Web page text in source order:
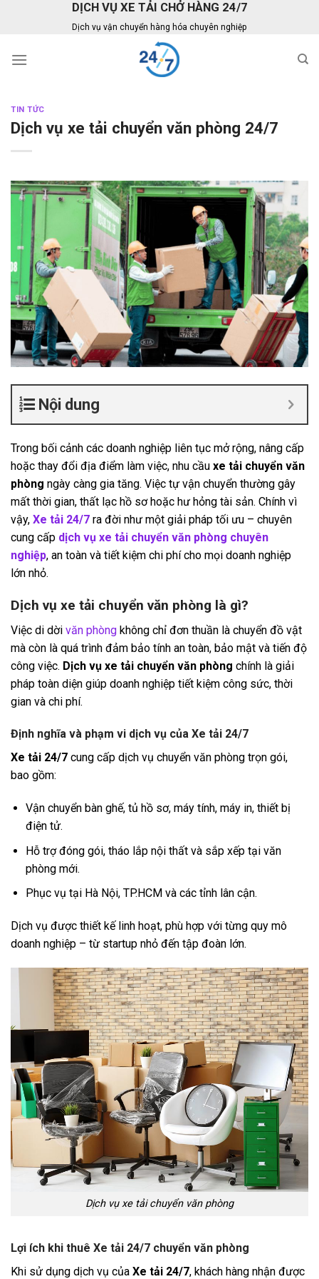
DỊCH VỤ XE TẢI CHỞ HÀNG 24/7
Dịch vụ vận chuyển hàng hóa chuyên nghiệp
TIN TỨC
Dịch vụ xe tải chuyển văn phòng 24/7
Nội dung
Trong bối cảnh các doanh nghiệp liên tục mở rộng, nâng cấp
hoặc thay đổi địa điểm làm việc, nhu cầu xe tải chuyển văn
phòng ngày càng gia tăng. Việc tự vận chuyển thường gây
mất thời gian, thất lạc hồ sơ hoặc hư hỏng tài sản. Chính vì
vậy, Xe tải 24/7 ra đời như một giải pháp tối ưu – chuyên
cung cấp dịch vụ xe tải chuyển văn phòng chuyên
nghiệp, an toàn và tiết kiệm chi phí cho mọi doanh nghiệp
lớn nhỏ.
Dịch vụ xe tải chuyển văn phòng là gì?
Việc di dời văn phòng không chỉ đơn thuần là chuyển đồ vật
mà còn là quá trình đảm bảo tính an toàn, bảo mật và tiến độ
công việc. Dịch vụ xe tải chuyển văn phòng chính là giải
pháp toàn diện giúp doanh nghiệp tiết kiệm công sức, thời
gian và chi phí.
Định nghĩa và phạm vi dịch vụ của Xe tải 24/7
Xe tải 24/7 cung cấp dịch vụ chuyển văn phòng trọn gói,
bao gồm:
Vận chuyển bàn ghế, tủ hồ sơ, máy tính, máy in, thiết bị
điện tử.
Hỗ trợ đóng gói, tháo lắp nội thất và sắp xếp tại văn
phòng mới.
Phục vụ tại Hà Nội, TP.HCM và các tỉnh lân cận.
Dịch vụ được thiết kế linh hoạt, phù hợp với từng quy mô
doanh nghiệp – từ startup nhỏ đến tập đoàn lớn.
Dịch vụ xe tải chuyển văn phòng
Lợi ích khi thuê Xe tải 24/7 chuyển văn phòng
Khi sử dụng dịch vụ của Xe tải 24/7, khách hàng nhận được